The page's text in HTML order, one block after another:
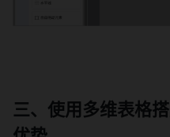
三、使用多维表格